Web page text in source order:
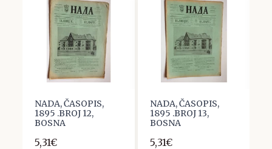
NADA, ČASOPIS,
1895 .BROJ 12,
BOSNA
5,31€
NADA, ČASOPIS,
1895 .BROJ 13,
BOSNA
5,31€